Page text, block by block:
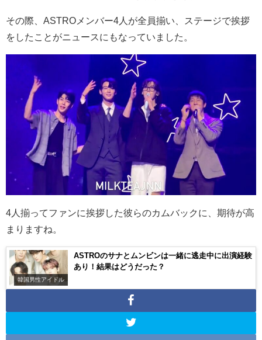
その際、 ASTRO メンバー4 人が全員揃い、ステージで挨拶
をしたことがニュースにもなっていました。
4 人揃ってファンに挨拶した彼らのカムバックに、期待が高
まりますね。
韓国男性アイドル
ASTROのサナとムンビンは一緒に逃走中に出演経験
あり！結果はどうだった？